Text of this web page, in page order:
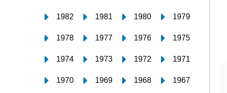
1982 1981 1980 1979
1978 1977 1976 1975
1974 1973 1972 1971
1970 1969 1968 1967